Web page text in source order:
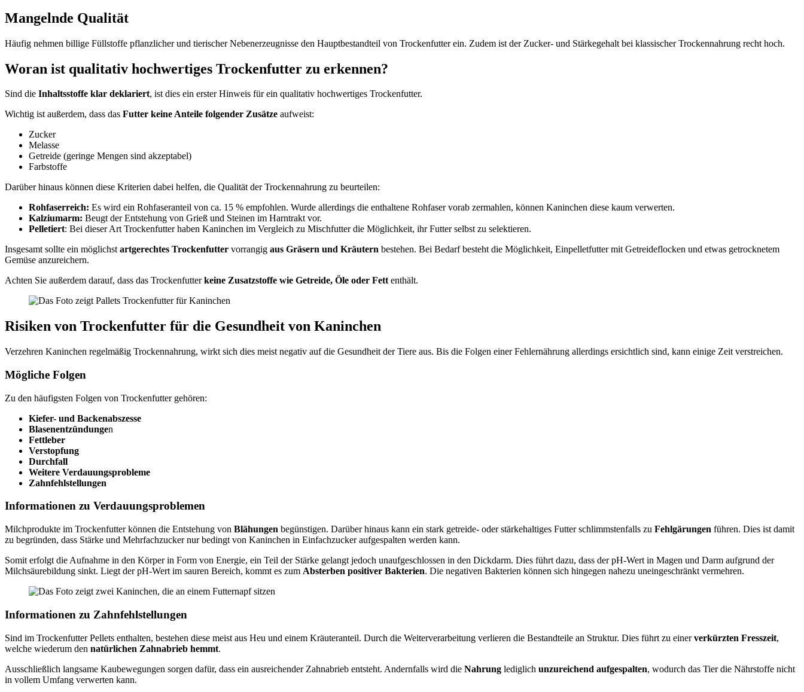
Mangelnde Qualität
Häufig nehmen billige Füllstoffe pflanzlicher und tierischer Nebenerzeugnisse den Hauptbestandteil von Trockenfutter ein. Zudem ist der Zucker- und Stärkegehalt bei klassischer Trockennahrung recht hoch.
Woran ist qualitativ hochwertiges Trockenfutter zu erkennen?
Sind die Inhaltsstoffe klar deklariert, ist dies ein erster Hinweis für ein qualitativ hochwertiges Trockenfutter.
Wichtig ist außerdem, dass das Futter keine Anteile folgender Zusätze aufweist:
Zucker
Melasse
Getreide (geringe Mengen sind akzeptabel)
Farbstoffe
Darüber hinaus können diese Kriterien dabei helfen, die Qualität der Trockennahrung zu beurteilen:
Rohfaserreich: Es wird ein Rohfaseranteil von ca. 15 % empfohlen. Wurde allerdings die enthaltene Rohfaser vorab zermahlen, können Kaninchen diese kaum verwerten.
Kalziumarm: Beugt der Entstehung von Grieß und Steinen im Harntrakt vor.
Pelletiert: Bei dieser Art Trockenfutter haben Kaninchen im Vergleich zu Mischfutter die Möglichkeit, ihr Futter selbst zu selektieren.
Insgesamt sollte ein möglichstartgerechtes Trockenfutter vorrangig aus Gräsern und Kräutern bestehen. Bei Bedarf besteht die Möglichkeit, Einpelletfutter mit Getreideflocken und etwas getrocknetem
Gemüse anzureichern.
Achten Sie außerdem darauf, dass das Trockenfutterkeine Zusatzstoffe wie Getreide, Öle oder Fettenthält.
Risiken von Trockenfutter für die Gesundheit von Kaninchen
Verzehren Kaninchen regelmäßig Trockennahrung, wirkt sich dies meist negativ auf die Gesundheit der Tiere aus. Bis die Folgen einer Fehlernährung allerdings ersichtlich sind, kann einige Zeit verstreichen.
Mögliche Folgen
Zu den häufigsten Folgen von Trockenfutter gehören:
Kiefer- und Backenabszesse
Blasenentzündungen
Fettleber
Verstopfung
Durchfall
Weitere Verdauungsprobleme
Zahnfehlstellungen
Informationen zu Verdauungsproblemen
Milchprodukte im Trockenfutter können die Entstehung von Blähungen begünstigen. Darüber hinaus kann ein stark getreide- oder stärkehaltiges Futter schlimmstenfalls zu Fehlgärungen führen. Dies ist damit
zu begründen, dass Stärke und Mehrfachzucker nur bedingt von Kaninchen in Einfachzucker aufgespalten werden kann.
Somit erfolgt die Aufnahme in den Körper in Form von Energie, ein Teil der Stärke gelangt jedoch unaufgeschlossen in den Dickdarm. Dies führt dazu, dass der pH-Wert in Magen und Darm aufgrund der
Milchsäurebildung sinkt. Liegt der pH-Wert im sauren Bereich, kommt es zum Absterben positiver Bakterien. Die negativen Bakterien können sich hingegen nahezu uneingeschränkt vermehren.
Informationen zu Zahnfehlstellungen
Sind im Trockenfutter Pellets enthalten, bestehen diese meist aus Heu und einem Kräuteranteil. Durch die Weiterverarbeitung verlieren die Bestandteile an Struktur. Dies führt zu einerverkürzten Fresszeit,
welche wiederum den natürlichen Zahnabrieb hemmt.
Ausschließlich langsame Kaubewegungen sorgen dafür, dass ein ausreichender Zahnabrieb entsteht. Andernfalls wird die Nahrung lediglich unzureichend aufgespalten, wodurch das Tier die Nährstoffe nicht
in vollem Umfang verwerten kann.